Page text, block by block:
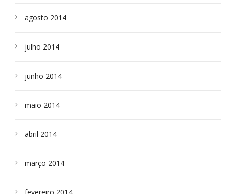
agosto 2014
julho 2014
junho 2014
maio 2014
abril 2014
março 2014